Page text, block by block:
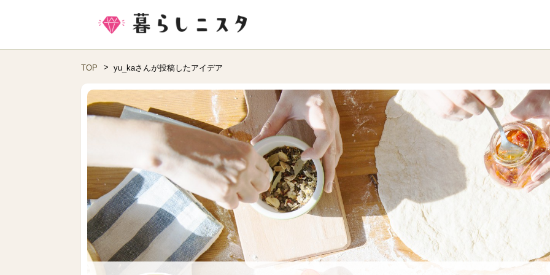
TOP yu_kaさんが投稿したアイデア